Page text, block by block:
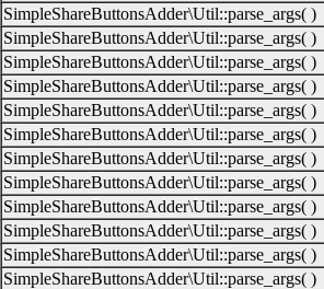
SimpleShareButtonsAdder\Util::parse_args( )
SimpleShareButtonsAdder\Util::parse_args( )
SimpleShareButtonsAdder\Util::parse_args( )
SimpleShareButtonsAdder\Util::parse_args( )
SimpleShareButtonsAdder\Util::parse_args( )
SimpleShareButtonsAdder\Util::parse_args( )
SimpleShareButtonsAdder\Util::parse_args( )
SimpleShareButtonsAdder\Util::parse_args( )
SimpleShareButtonsAdder\Util::parse_args( )
SimpleShareButtonsAdder\Util::parse_args( )
SimpleShareButtonsAdder\Util::parse_args( )
SimpleShareButtonsAdder\Util::parse_args( )